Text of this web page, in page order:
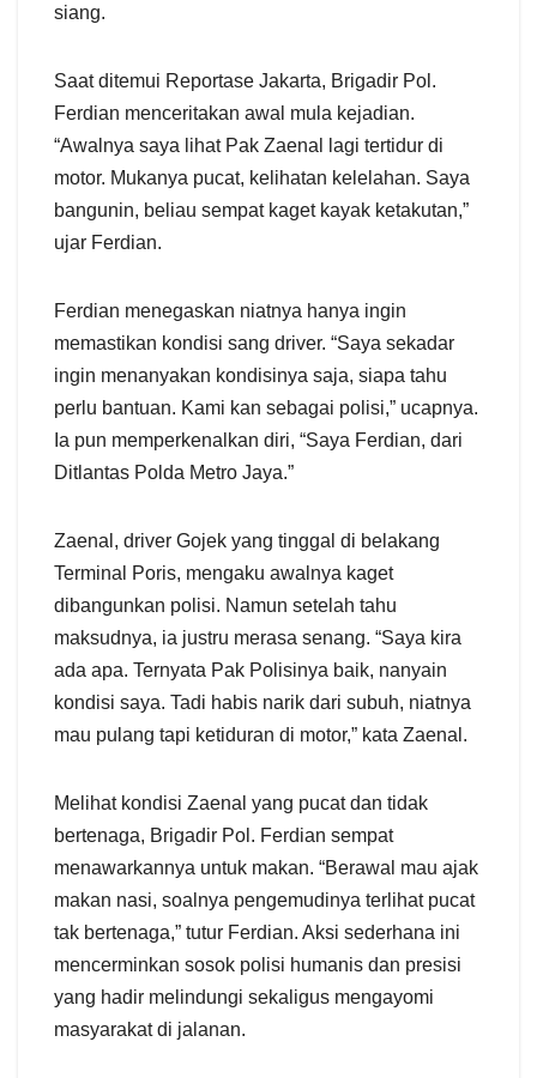
siang.
Saat ditemui Reportase Jakarta, Brigadir Pol.
Ferdian menceritakan awal mula kejadian.
“Awalnya saya lihat Pak Zaenal lagi tertidur di
motor. Mukanya pucat, kelihatan kelelahan. Saya
bangunin, beliau sempat kaget kayak ketakutan,”
ujar Ferdian.
Ferdian menegaskan niatnya hanya ingin
memastikan kondisi sang driver. “Saya sekadar
ingin menanyakan kondisinya saja, siapa tahu
perlu bantuan. Kami kan sebagai polisi,” ucapnya.
Ia pun memperkenalkan diri, “Saya Ferdian, dari
Ditlantas Polda Metro Jaya.”
Zaenal, driver Gojek yang tinggal di belakang
Terminal Poris, mengaku awalnya kaget
dibangunkan polisi. Namun setelah tahu
maksudnya, ia justru merasa senang. “Saya kira
ada apa. Ternyata Pak Polisinya baik, nanyain
kondisi saya. Tadi habis narik dari subuh, niatnya
mau pulang tapi ketiduran di motor,” kata Zaenal.
Melihat kondisi Zaenal yang pucat dan tidak
bertenaga, Brigadir Pol. Ferdian sempat
menawarkannya untuk makan. “Berawal mau ajak
makan nasi, soalnya pengemudinya terlihat pucat
tak bertenaga,” tutur Ferdian. Aksi sederhana ini
mencerminkan sosok polisi humanis dan presisi
yang hadir melindungi sekaligus mengayomi
masyarakat di jalanan.